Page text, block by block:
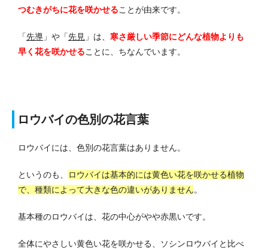
つむきがちに花を咲かせることが由来です。
「先導 」や「先見 」は、 寒さ厳しい季節にどんな植物よりも
早く花を咲かせることに、ちなんでいます。
ロウバイの色別の花言葉
ロウバイには、色別の花言葉はありません。
というのも、
ロウバイは基本的には黄色い花を咲かせる植物
で、種類によって大きな色の違いがありません。
基本種のロウバイは、花の中心がやや赤黒いです。
全体にやさしい黄色い花を咲かせる、ソシンロウバイと比べ